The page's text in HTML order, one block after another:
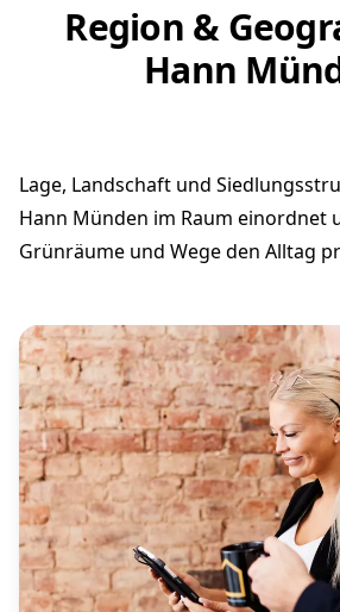
Region &
Hann
Lage, Landschaft und
Hann Münden im Raum einordnet
Grünräume und Wege den Alltag